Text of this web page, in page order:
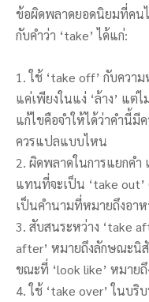
ข้อผิดพลาดยอดนิยมที่คนไ
กับคำว่า ‘take’ ได้แก่:
1. ใช้ ‘take off’ กับควา
แค่เพียงในแง่ ‘ล้าง’ แต่
แก้ไขคือจำให้ได้ว่าคำนี้มี
ควรแปลแบบไหน
2. ผิดพลาดในการแยกคำ
แทนที่จะเป็น ‘take out’
เป็นคำนามที่หมายถึงอา
3. สับสนระหว่าง ‘take
after’ หมายถึงลักษณะนิ
ขณะที่ ‘look like’ หมาย
4. ใช้ ‘take over’ ในบริ